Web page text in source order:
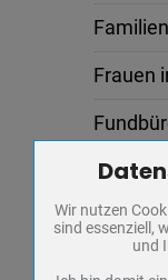
Frauen
Zum Betrieb
Name
Anbieter
Wir nutzen
sind essenziell,
und